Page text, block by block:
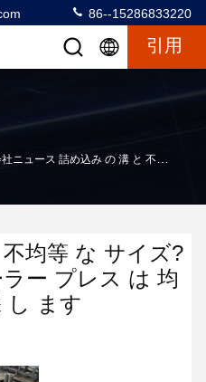
86--15286833220
引用
ース 詰め込み の 溝 と 不均等 な サイズ? 統合 さ れ た ローラー プレス は 均一 な 生産 を 確保 し ます
均等 な サイズ?
ー プレス は 均
し ます